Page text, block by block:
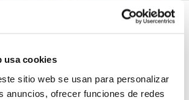
usa cookies
sitio web se usan para personalizar
anuncios, ofrecer funciones de redes
actividades programadas en
Continua del Comité Técnico
fin de semana destaca la Jornada